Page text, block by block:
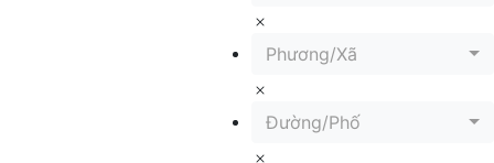
Phương/Xã
Đường/Phố